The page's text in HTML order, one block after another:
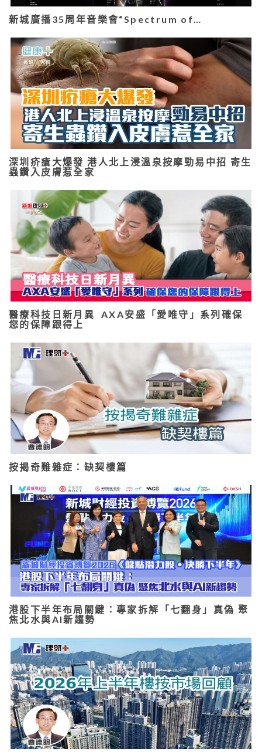
新城廣播35周年音樂會“Spectrum of…
深圳疥瘡大爆發 港人北上浸溫泉按摩勁易中招 寄生
蟲鑽入皮膚惹全家
醫療科技日新月異 AXA安盛「愛唯守」系列確保
您的保障跟得上
按揭奇難雜症：缺契樓篇
港股下半年布局關鍵：專家拆解「七翻身」真偽 聚
焦北水與AI新趨勢